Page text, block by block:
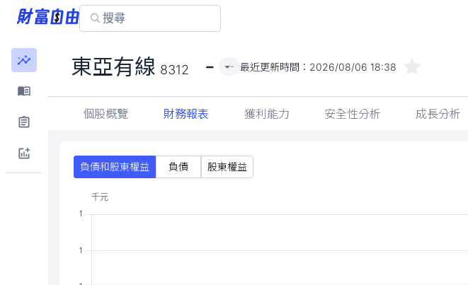
東亞有線 8312 - - 最近更新時間： 2026/08/06 18:38
個股概覽 財務報表 獲利能力 安全性分析 成長分析
負債和股東權益 負債 股東權益